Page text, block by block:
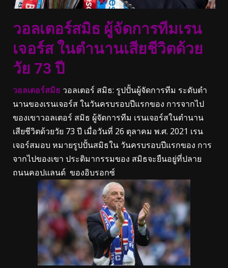
วอลเตอร์สมิธ ผู้จัดการทีมเรน
เจอร์ส ในตํานานเสียชีวิตด้วย
วัย 73 ปี
วอลเตอร์สมิธ วอลเตอร์ สมิธ: รูปปั้นผู้จัดการทีม ระดับตํา
นานของเรนเจอร์ส ในวันครบรอบปีแรกของ การจากไป
ของเขาวอลเตอร์ สมิธ ผู้จัดการทีม เรนเจอร์สในตํานาน
เสียชีวิตด้วยวัย 73 ปี เมื่อวันที่ 26 ตุลาคม พ.ศ. 2021 เรน
เจอร์สมอบ หมายรูปปั้นสมิธใน วันครบรอบปีแรกของ การ
จากไปของเขา ประติมากรรมของ สมิธจะยืนอยู่ที่ปลาย
ถนนคอปแลนด์ ของอิบรอกซ์